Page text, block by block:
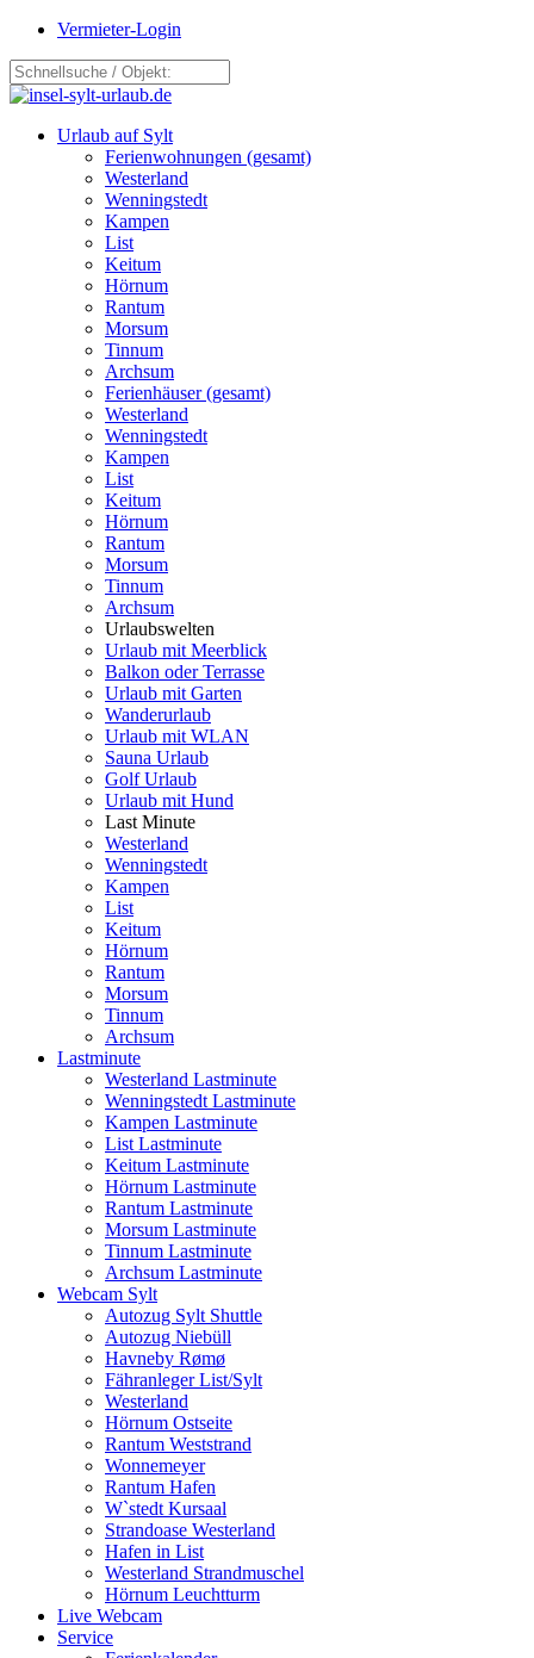
Vermieter-Login
Urlaub auf Sylt
Ferienwohnungen (gesamt)
Westerland
Wenningstedt
Kampen
List
Keitum
Hörnum
Rantum
Morsum
Tinnum
Archsum
Ferienhäuser (gesamt)
Westerland
Wenningstedt
Kampen
List
Keitum
Hörnum
Rantum
Morsum
Tinnum
Archsum
Urlaubswelten
Urlaub mit Meerblick
Balkon oder Terrasse
Urlaub mit Garten
Wanderurlaub
Urlaub mit WLAN
Sauna Urlaub
Golf Urlaub
Urlaub mit Hund
Last Minute
Westerland
Wenningstedt
Kampen
List
Keitum
Hörnum
Rantum
Morsum
Tinnum
Archsum
Lastminute
Westerland Lastminute
Wenningstedt Lastminute
Kampen Lastminute
List Lastminute
Keitum Lastminute
Hörnum Lastminute
Rantum Lastminute
Morsum Lastminute
Tinnum Lastminute
Archsum Lastminute
Webcam Sylt
Autozug Sylt Shuttle
Autozug Niebüll
Havneby Rømø
Fähranleger List/Sylt
Westerland
Hörnum Ostseite
Rantum Weststrand
Wonnemeyer
Rantum Hafen
W`stedt Kursaal
Strandoase Westerland
Hafen in List
Westerland Strandmuschel
Hörnum Leuchtturm
Live Webcam
Service